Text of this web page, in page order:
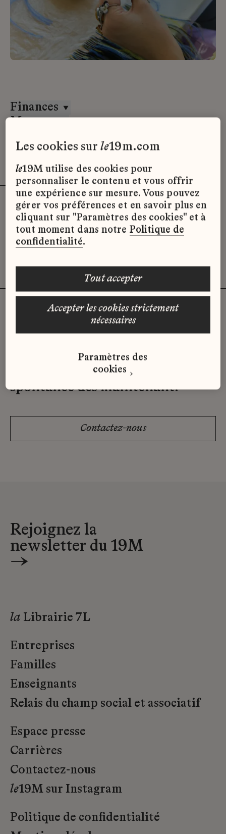
Finances
Massaro
Désolé, il semble qu’il n’y ait pas
d’offres d’emploi disponibles pour le
moment.
Vous n'avez pas trouvé d'offre
qui correspond à votre profil ?
Envoyez-nous votre candidature
spontanée dès maintenant.
Contactez-nous
Rejoignez la
newsletter du 19M
→
la Librairie 7L
Entreprises
Familles
Enseignants
Relais du champ social et associatif
Espace presse
Carrières
Contactez-nous
le19M sur Instagram
Politique de confidentialité
les cookies surle19m.com
le19M utilise des cookies pour
personnaliser le contenu et vous offrir
une expérience sur mesure. Vous pouvez
gérer vos préférences et en savoir plus en
cliquant sur "Paramètres des cookies" et à
tout moment dans notre Politique de
confidentialité.
accepter les cookies strictement
nécessaires
tout accepter
Paramètres des
cookies